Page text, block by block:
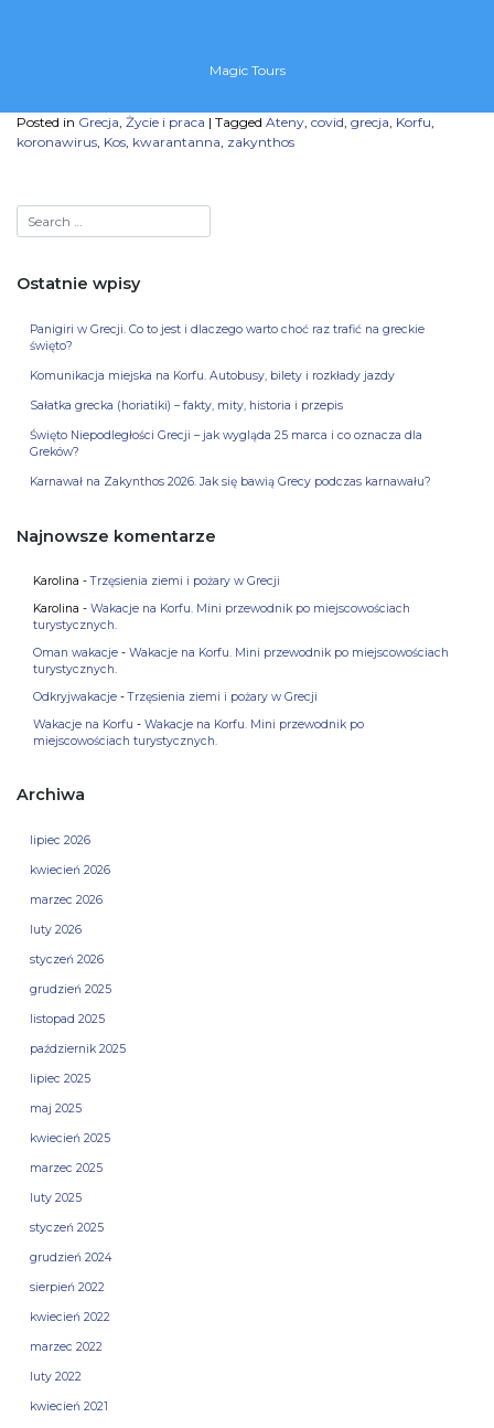
Magic Tours
Posted in Grecja, Życie i praca | Tagged Ateny, covid, grecja, Korfu,
koronawirus, Kos, kwarantanna, zakynthos
Ostatnie wpisy
Panigiri w Grecji. Co to jest i dlaczego warto choć raz trafić na greckie
święto?
Komunikacja miejska na Korfu. Autobusy, bilety i rozkłady jazdy
Sałatka grecka (horiatiki) – fakty, mity, historia i przepis
Święto Niepodległości Grecji – jak wygląda 25 marca i co oznacza dla
Greków?
Karnawał na Zakynthos 2026. Jak się bawią Grecy podczas karnawału?
Najnowsze komentarze
Karolina -Trzęsienia ziemi i pożary w Grecji
Karolina - Wakacje na Korfu. Mini przewodnik po miejscowościach
turystycznych.
Oman wakacje - Wakacje na Korfu. Mini przewodnik po miejscowościach
turystycznych.
Odkryjwakacje -Trzęsienia ziemi i pożary w Grecji
Wakacje na Korfu - Wakacje na Korfu. Mini przewodnik po
miejscowościach turystycznych.
Archiwa
lipiec 2026
kwiecień 2026
marzec 2026
luty 2026
styczeń 2026
grudzień 2025
listopad 2025
październik 2025
lipiec 2025
maj 2025
kwiecień 2025
marzec 2025
luty 2025
styczeń 2025
grudzień 2024
sierpień 2022
kwiecień 2022
marzec 2022
luty 2022
kwiecień 2021